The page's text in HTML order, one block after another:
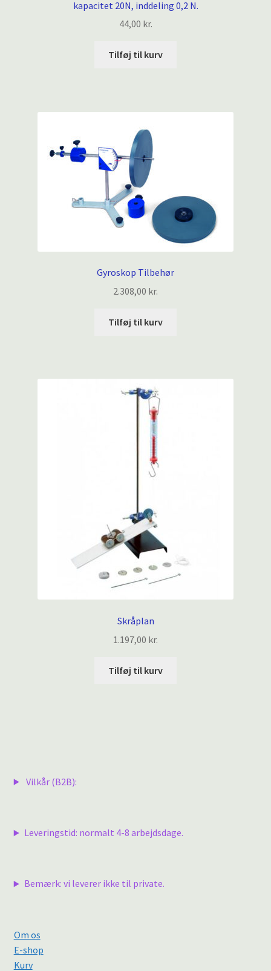
kapacitet 20N, inddeling 0,2 N.
44,00 kr.
Tilføj til kurv
Gyroskop Tilbehør
2.308,00 kr.
Tilføj til kurv
Skråplan
1.197,00 kr.
Tilføj til kurv
Vilkår (B2B):
Leveringstid: normalt 4-8 arbejdsdage.
Bemærk: vi leverer ikke til private.
Om os
E-shop
Kurv